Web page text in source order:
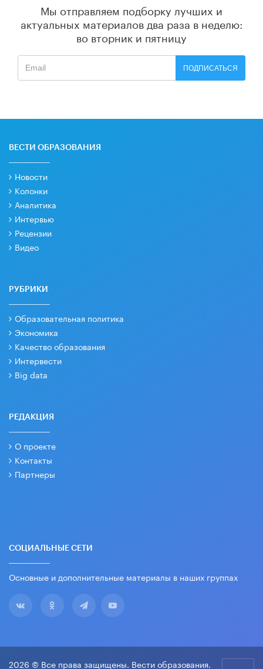
Мы отправляем подборку лучших и
актуальных материалов два раза в неделю:
во вторник и пятницу
ПОДПИСАТЬСЯ
ВЕСТИ ОБРАЗОВАНИЯ
Новости
Колонки
Аналитика
Интервью
Рецензии
Видео
РУБРИКИ
Образовательная политика
Экономика
Качество образования
Интервести
Big data
РЕДАКЦИЯ
О проекте
Контакты
Партнеры
СОЦИАЛЬНЫЕ СЕТИ
Основные и дополнительные материалы в наших группах
2026 © Все права защищены. Вести образования.